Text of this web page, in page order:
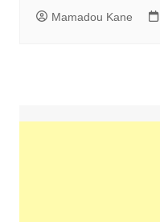
Mamadou Kane